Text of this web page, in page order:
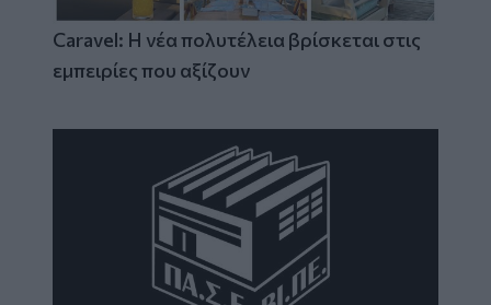
Caravel: Η νέα πολυτέλεια βρίσκεται στις
εμπειρίες που αξίζουν